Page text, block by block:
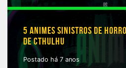
5 ANIMES SINISTROS DE
DE CTHULHU
Postado há 7 anos